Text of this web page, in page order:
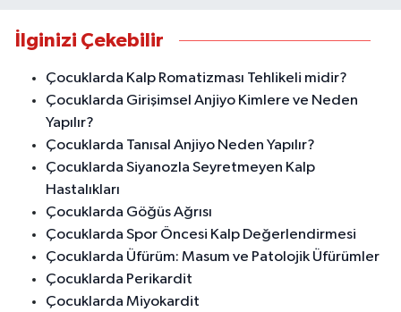
İlginizi Çekebilir
Çocuklarda Kalp Romatizması Tehlikeli midir?
Çocuklarda Girişimsel Anjiyo Kimlere ve Neden
Yapılır?
Çocuklarda Tanısal Anjiyo Neden Yapılır?
Çocuklarda Siyanozla Seyretmeyen Kalp
Hastalıkları
Çocuklarda Göğüs Ağrısı
Çocuklarda Spor Öncesi Kalp Değerlendirmesi
Çocuklarda Üfürüm: Masum ve Patolojik Üfürümler
Çocuklarda Perikardit
Çocuklarda Miyokardit